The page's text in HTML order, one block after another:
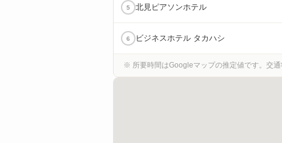
5 北見ピアソンホテル
6 ビジネスホテル タカハシ
※ 所要時間はGoogleマップの推定値です。交通